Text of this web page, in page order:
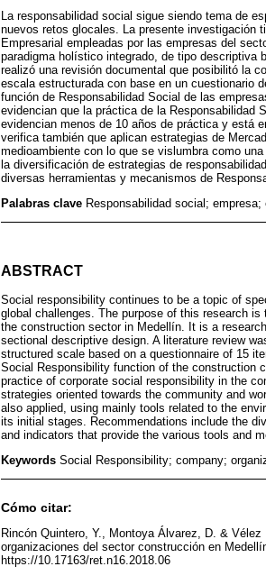
La responsabilidad social sigue siendo tema de
nuevos retos glocales. La presente investigación
Empresarial empleadas por las empresas del
paradigma holístico integrado, de tipo descriptiva
realizó una revisión documental que posibilitó la
escala estructurada con base en un cuestionario
función de Responsabilidad Social de las
evidencian que la práctica de la Responsabilidad
evidencian menos de 10 años de práctica y está
verifica también que aplican estrategias de
medioambiente con lo que se vislumbra como
la diversificación de estrategias de
diversas herramientas y mecanismos de
Palabras clave Responsabilidad social;
ABSTRACT
Social responsibility continues to be a topic of
global challenges. The purpose of this research
the construction sector in Medellín. It is a
sec­tional descriptive design. A literature review
structured scale based on a questionnaire of 15
Social Responsibility function of the construction
practice of corporate social responsibility in the
strategies oriented towards the community and
also applied, using mainly tools related to the
its initial stages. Recommendations include the
and indicators that provide the various tools and
Keywords Social Responsibility; company;
Cómo citar:
Rincón Quintero, Y., Montoya Álvarez, D. &
organizaciones del sector construcción en
https://10.17163/ret.n16.2018.06